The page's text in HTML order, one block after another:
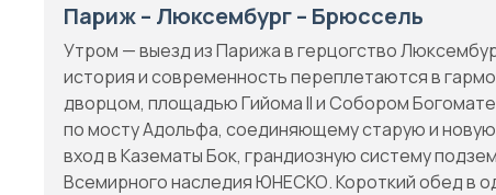
Париж – Люксембург – Брюссель
Утром — выезд из Парижа в герцогство
история и современность переплетаются в
дворцом, площадью Гийома II и Собором
по мосту Адольфа, соединяющему старую и
вход в Казематы Бок, грандиозную систему
Всемирного наследия ЮНЕСКО. Короткий обед в